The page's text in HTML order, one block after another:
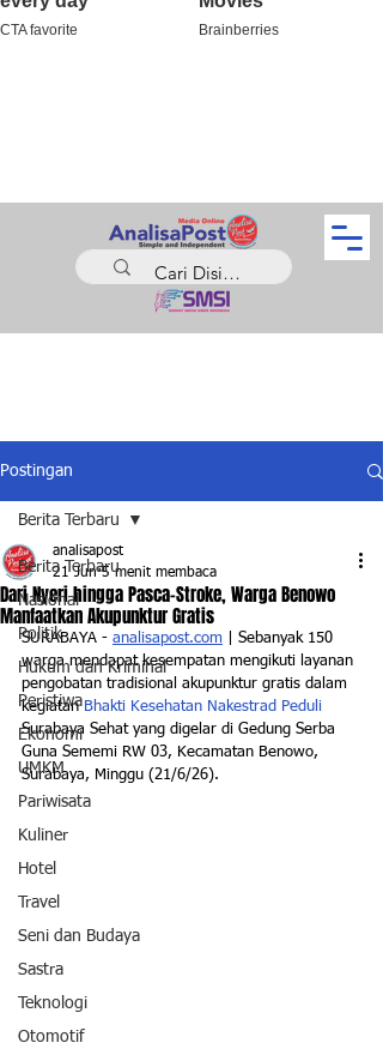
Postingan
Berita Terbaru
Nasional
Politik
Hukum dan Kriminal
Peristiwa
Ekonomi
UMKM
Pariwisata
Kuliner
Hotel
Travel
Seni dan Budaya
Sastra
Teknologi
Otomotif
Berita Terbaru
Dari Nyeri hingga Pasca-Stroke, Warga Benowo
Manfaatkan Akupunktur Gratis
analisapost
21 Jun 5 menit membaca
SURABAYA - analisapost.com | Sebanyak 150
warga mendapat kesempatan mengikuti layanan
pengobatan tradisional akupunktur gratis dalam
kegiatan Bhakti Kesehatan Nakestrad Peduli
Surabaya Sehat yang digelar di Gedung Serba
Guna Sememi RW 03, Kecamatan Benowo,
Surabaya, Minggu (21/6/26).